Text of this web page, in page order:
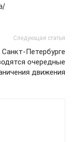
Следующая статья
Санкт-Петербурге
очередные
движения